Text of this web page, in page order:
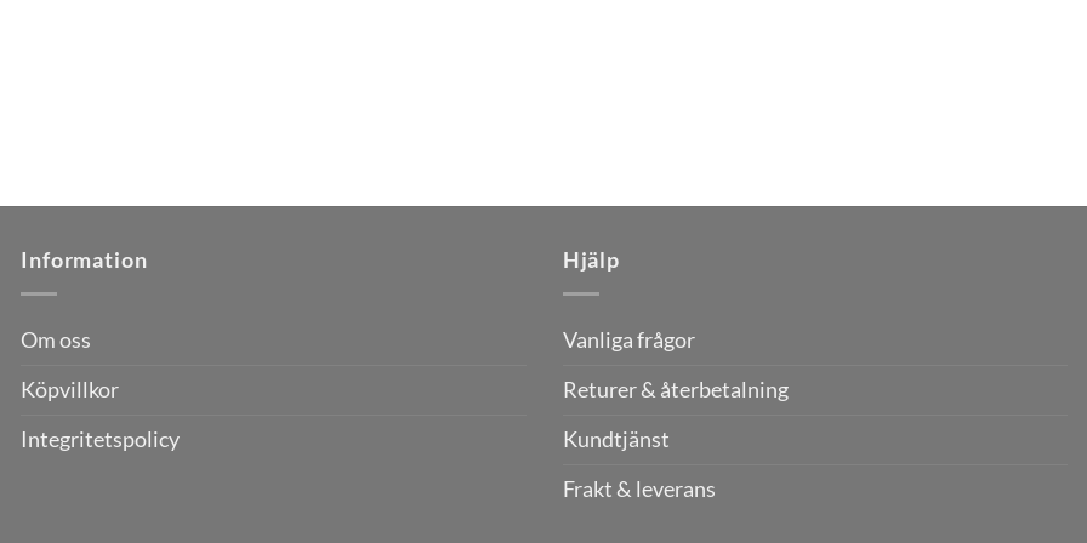
Information
Om oss
Köpvillkor
Integritetspolicy
Hjälp
Vanliga frågor
Returer & återbetalning
Kundtjänst
Frakt & leverans